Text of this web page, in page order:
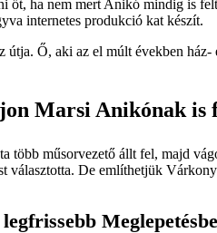
őt, ha nem mert Anikó mindig is
internetes produkció kat készít.
útja. Ő, aki az el múlt években
Marsi Anikónak is
több műsorvezető állt fel, majd
választotta. De említhetjük